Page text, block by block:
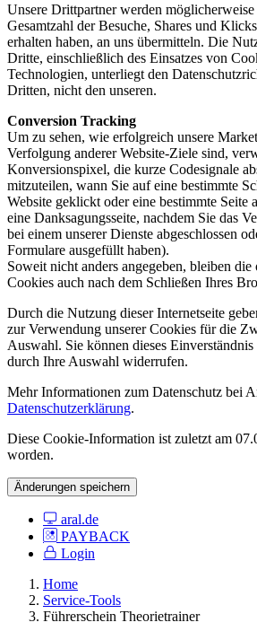
Unsere Drittpartner werden
Gesamtzahl der Besuche, Shares und
erhalten haben, an uns übermitteln. Die
Dritte, einschließlich des Einsatzes von
Technologien, unterliegt den
Dritten, nicht den unseren.
Conversion Tracking
Um zu sehen, wie erfolgreich unsere
Verfolgung anderer Website-Ziele sind,
Konversionspixel, die kurze Codesignale
mitzuteilen, wann Sie auf eine bestimmte
Website geklickt oder eine bestimmte Seite
eine Danksagungsseite, nachdem Sie das
bei einem unserer Dienste abgeschlossen
Formulare ausgefüllt haben).
Soweit nicht anders angegeben, bleiben die
Cookies auch nach dem Schließen Ihres
Durch die Nutzung dieser Internetseite
zur Verwendung unserer Cookies für die
Auswahl. Sie können dieses
durch Ihre Auswahl widerrufen.
Mehr Informationen zum Datenschutz bei
Datenschutzerklärung.
Diese Cookie-Information ist zuletzt am
worden.
Änderungen speichern
aral.de
PAYBACK
Login
Home
Service-Tools
Führerschein Theorietrainer